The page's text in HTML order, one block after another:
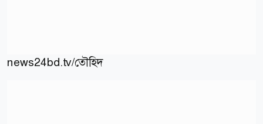
news24bd.tv/তৌহিদ